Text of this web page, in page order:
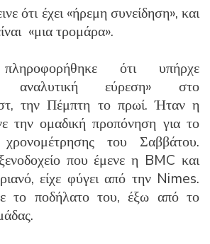
ότι έχει «ήρεμη συνείδηση», και
«μια τρομάρα».
ότι υπήρχε
αναλυτική εύρεση» στο
την Πέμπτη το πρωί. Ήταν η
την ομαδική προπόνηση για το
του Σαββάτου.
που έμενε η BMC και
είχε φύγει από την Nimes.
το ποδήλατο του, έξω από το